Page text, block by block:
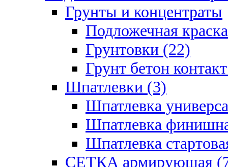
Грунты и концентраты
Подложечная
Грунтовки (22)
Грунт бетон
Шпатлевки (3)
Шпатлевка
Шпатлевка
Шпатлевка
СЕТКА армирующая